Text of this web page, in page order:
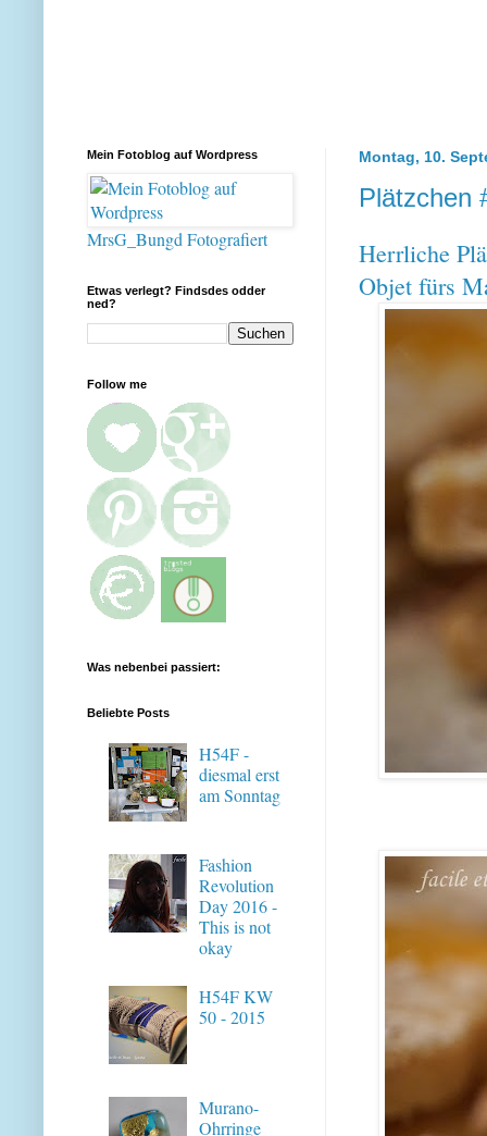
Montag, 10.
Plätzchen
Herrliche
Objet fürs
Mein Fotoblog auf Wordpress
MrsG_Bungd Fotografiert
Etwas verlegt? Findsdes odder
ned?
Follow me
Was nebenbei passiert:
Beliebte Posts
H54F -
diesmal erst
am Sonntag
Fashion
Revolution
Day 2016 -
This is not
okay
H54F KW
50 - 2015
Murano-
Ohrringe